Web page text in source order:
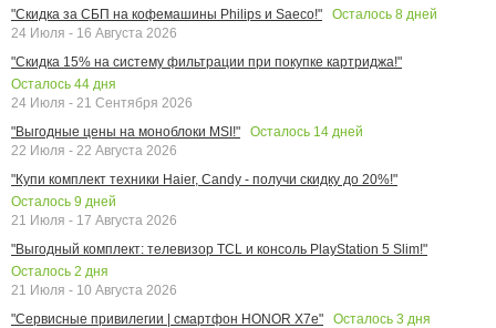
"Скидка за СБП на кофемашины Philips и Saeco!"
Осталось 8 дней
24 Июля - 16 Августа 2026
"Скидка 15% на систему фильтрации при покупке картриджа!"
Осталось 44 дня
24 Июля - 21 Сентября 2026
"Выгодные цены на моноблоки MSI!"
Осталось 14 дней
22 Июля - 22 Августа 2026
"Купи комплект техники Haier, Candy - получи скидку до 20%!"
Осталось 9 дней
21 Июля - 17 Августа 2026
"Выгодный комплект: телевизор TCL и консоль PlayStation 5 Slim!"
Осталось 2 дня
21 Июля - 10 Августа 2026
"Сервисные привилегии | смартфон HONOR X7e"
Осталось 3 дня